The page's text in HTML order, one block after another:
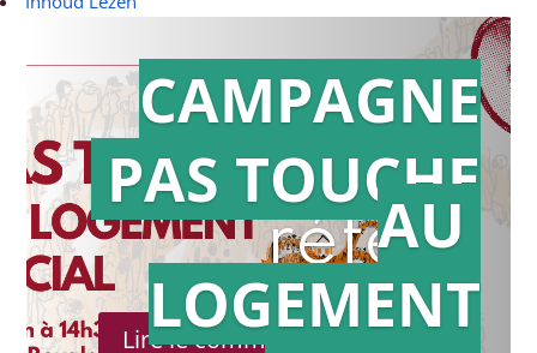
Action en
référé
Lire le communiqué de presse
CAMPAGNE
PAS TOUCHE
AU
LOGEMENT